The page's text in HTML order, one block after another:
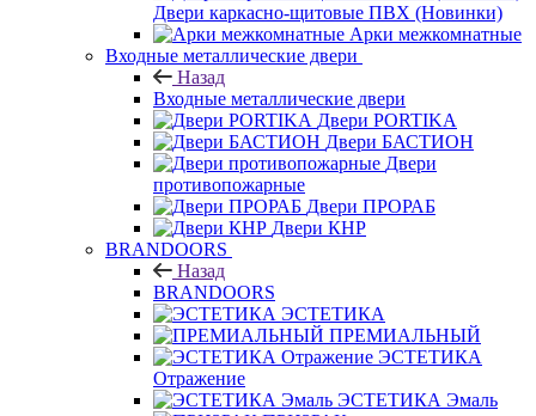
Двери каркасно-щитовые ПВХ (Новинки)
Арки межкомнатные
Входные металлические двери
Назад
Входные металлические двери
Двери PORTIKA
Двери БАСТИОН
Двери
противопожарные
Двери ПРОРАБ
Двери КНР
BRANDOORS
Назад
BRANDOORS
ЭСТЕТИКА
ПРЕМИАЛЬНЫЙ
ЭСТЕТИКА
Отражение
ЭСТЕТИКА Эмаль